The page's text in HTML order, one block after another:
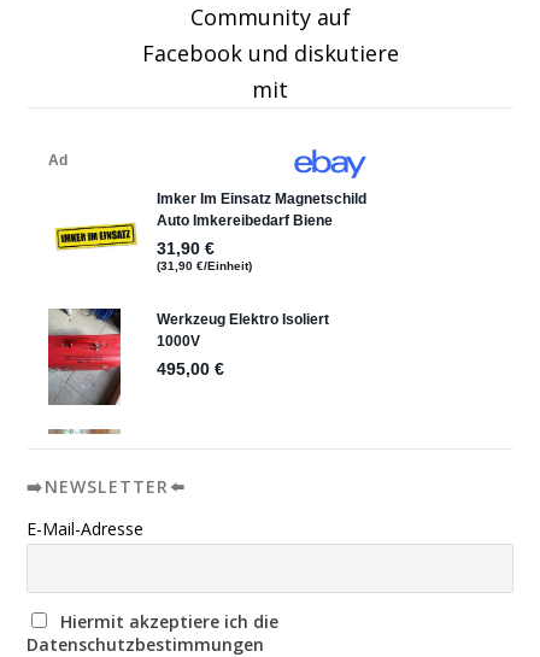
Community auf
Facebook und diskutiere
mit
➡️NEWSLETTER⬅️
E-Mail-Adresse
Hiermit akzeptiere ich die
Datenschutzbestimmungen